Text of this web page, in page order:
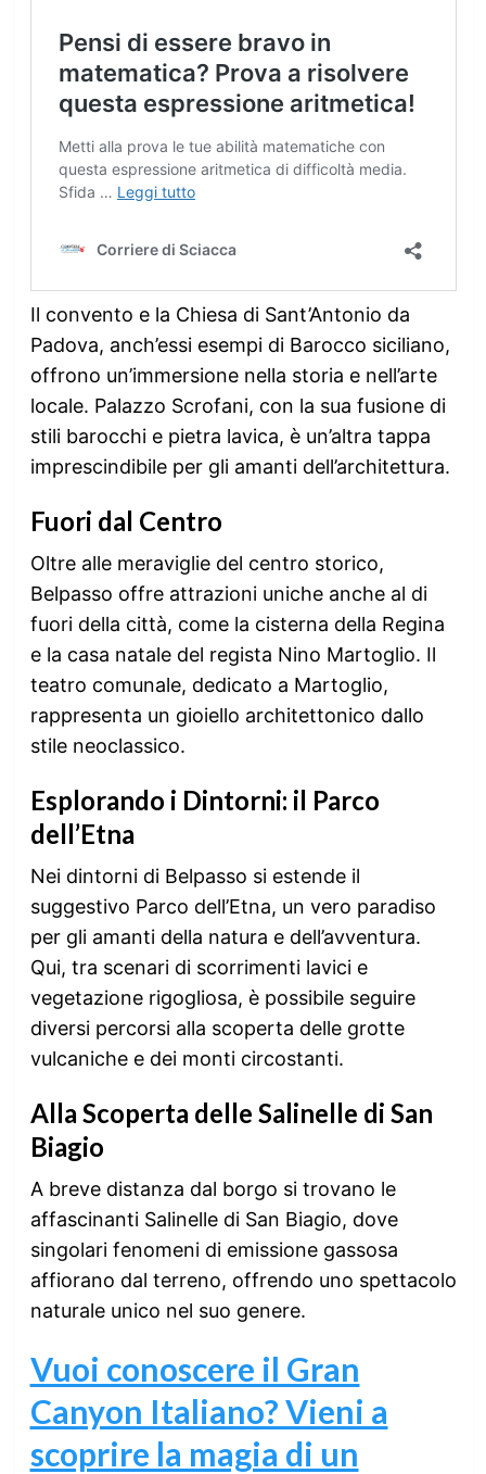
Il convento e la Chiesa di Sant’Antonio da
Padova, anch’essi esempi di Barocco siciliano,
offrono un’immersione nella storia e nell’arte
locale. Palazzo Scrofani, con la sua fusione di
stili barocchi e pietra lavica, è un’altra tappa
imprescindibile per gli amanti dell’architettura.
Fuori dal Centro
Oltre alle meraviglie del centro storico,
Belpasso offre attrazioni uniche anche al di
fuori della città, come la cisterna della Regina
e la casa natale del regista Nino Martoglio. Il
teatro comunale, dedicato a Martoglio,
rappresenta un gioiello architettonico dallo
stile neoclassico.
Esplorando i Dintorni: il Parco
dell’Etna
Nei dintorni di Belpasso si estende il
suggestivo Parco dell’Etna, un vero paradiso
per gli amanti della natura e dell’avventura.
Qui, tra scenari di scorrimenti lavici e
vegetazione rigogliosa, è possibile seguire
diversi percorsi alla scoperta delle grotte
vulcaniche e dei monti circostanti.
Alla Scoperta delle Salinelle di San
Biagio
A breve distanza dal borgo si trovano le
affascinanti Salinelle di San Biagio, dove
singolari fenomeni di emissione gassosa
affiorano dal terreno, offrendo uno spettacolo
naturale unico nel suo genere.
Vuoi conoscere il Gran
Canyon Italiano? Vieni a
scoprire la magia di un